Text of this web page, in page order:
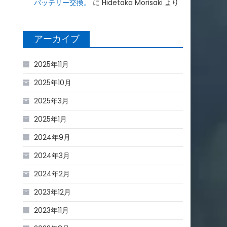
バッテリー交換。
にHidetaka Morisaki より
アーカイブ
2025年11月
2025年10月
2025年3月
2025年1月
2024年9月
2024年3月
2024年2月
2023年12月
2023年11月